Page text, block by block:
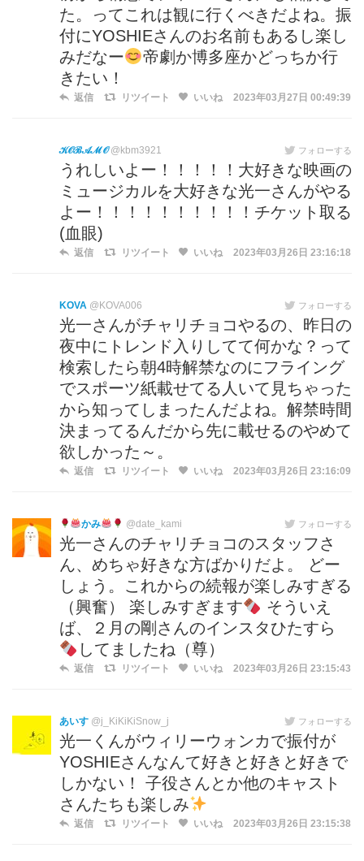
た。ってこれは観に行くべきだよね。振
付にYOSHIEさんのお名前もあるし楽し
みだなー
帝劇か博多座かどっちか行
きたい！
返信 リツイート いいね 2023年03月27日 00:49:39
𝒦𝒪ℬ𝒜ℳ𝒪 @kbm3921 フォローする
うれしいよー！！！！！大好きな映画の
ミュージカルを大好きな光一さんがやる
よー！！！！！！！！！！チケット取る
(血眼)
返信 リツイート いいね 2023年03月26日 23:16:18
KOVA @KOVA006 フォローする
光一さんがチャリチョコやるの、昨日の
夜中にトレンド入りしてて何かな？って
検索したら朝4時解禁なのにフライング
でスポーツ紙載せてる人いて見ちゃった
から知ってしまったんだよね。解禁時間
決まってるんだから先に載せるのやめて
欲しかった～。
返信 リツイート いいね 2023年03月26日 23:16:09
かみ @date_kami フォローする
光一さんのチャリチョコのスタッフさ
ん、めちゃ好きな方ばかりだよ。 どー
しょう。これからの続報が楽しみすぎる
（興奮） 楽しみすぎます
そういえ
ば、２月の剛さんのインスタひたすら
してましたね（尊）
返信 リツイート いいね 2023年03月26日 23:15:43
あいす @j_KiKiKiSnow_j フォローする
光一くんがウィリーウォンカで振付が
YOSHIEさんなんて好きと好きと好きで
しかない！ 子役さんとか他のキャスト
さんたちも楽しみ
返信 リツイート いいね 2023年03月26日 23:15:38